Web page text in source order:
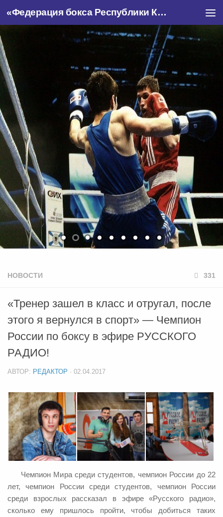
«Федерация бокса Республики Крым»
НОВОСТИ 331
«Тренер зашел в класс и отругал, после
этого я вернулся в спорт» — Чемпион
России по боксу в эфире РУССКОГО
РАДИО!
АВТОР: РЕДАКТОР · 02.04.2017
Чемпион Мира среди студентов, чемпион России до 22
лет, чемпион России среди студентов, чемпион России
среди взрослых рассказал в эфире «Русского радио»,
сколько ему пришлось пройти, чтобы добиться таких